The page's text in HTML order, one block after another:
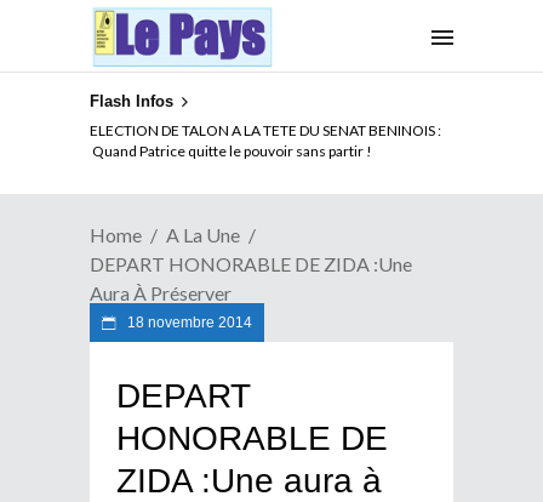
Flash Infos
ELECTION DE TALON A LA TETE DU SENAT BENINOIS :
Quand Patrice quitte le pouvoir sans partir !
Home
A La Une
DEPART HONORABLE DE ZIDA :Une
Aura À Préserver
18 novembre 2014
DEPART
HONORABLE DE
ZIDA :Une aura à